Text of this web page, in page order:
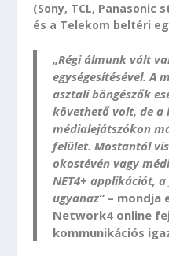
(Sony, TCL, Panasonic
és a Telekom beltéri
„Régi álmunk vált
egységesítésével. A
asztali böngészők
követhető volt, de a
médialejátszókon
felület. Mostantól
okostévén vagy
NET4+ applikációt,
ugyanaz” – mondja
Network4 online
kommunikációs